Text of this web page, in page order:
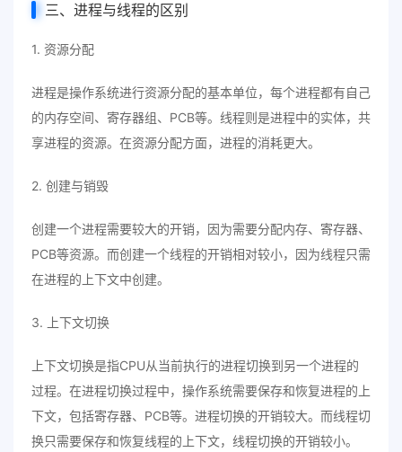
三、进程与线程的区别
1. 资源分配
进程是操作系统进行资源分配的基本单位，每个进程都有自己
的内存空间、寄存器组、PCB等。线程则是进程中的实体，共
享进程的资源。在资源分配方面，进程的消耗更大。
2. 创建与销毁
创建一个进程需要较大的开销，因为需要分配内存、寄存器、
PCB等资源。而创建一个线程的开销相对较小，因为线程只需
在进程的上下文中创建。
3. 上下文切换
上下文切换是指CPU从当前执行的进程切换到另一个进程的
过程。在进程切换过程中，操作系统需要保存和恢复进程的上
下文，包括寄存器、PCB等。进程切换的开销较大。而线程切
换只需要保存和恢复线程的上下文，线程切换的开销较小。